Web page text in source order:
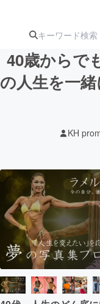
テクノロ
映像・映
ビジネス
まちづく
40歳からで
の人生を一
KH